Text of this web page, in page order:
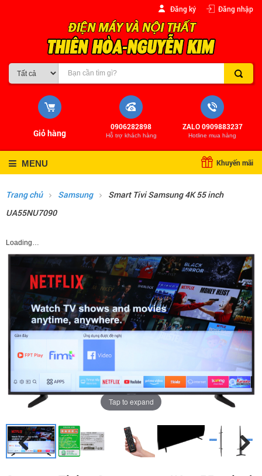
Đăng ký Đăng nhập
ZALO 0909883237
Hotline mua hàng
0906282898
Hỗ trợ khách hàng
Giỏ hàng
Khuyến mãi
MENU
Trang chủ Samsung
Smart Tivi Samsung 4K 55 inch
UA55NU7090
Loading…
Tap to expand